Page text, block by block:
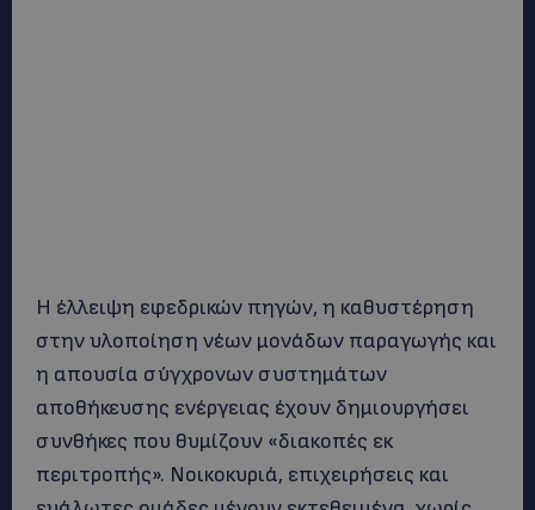
Η έλλειψη εφεδρικών πηγών, η καθυστέρηση
στην υλοποίηση νέων μονάδων παραγωγής και
η απουσία σύγχρονων συστημάτων
αποθήκευσης ενέργειας έχουν δημιουργήσει
συνθήκες που θυμίζουν «διακοπές εκ
περιτροπής». Νοικοκυριά, επιχειρήσεις και